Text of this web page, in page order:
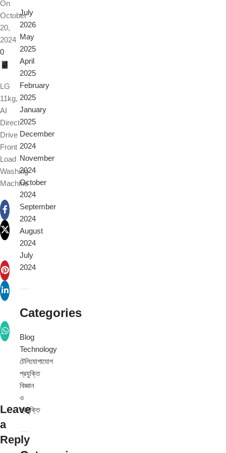
On
October
20,
2024
0
LG
11kg,
AI
Direct
Drive
Front
Load
Washing
Machine
Leave
a
Reply
July
2026
May
2025
April
2025
February
2025
January
2025
December
2024
November
2024
October
2024
September
2024
August
2024
July
2024
Categories
Blog
Technology
টেলিযোগাযোগ
প্রযুক্তি
বিজ্ঞান
ও
প্রযুক্তি